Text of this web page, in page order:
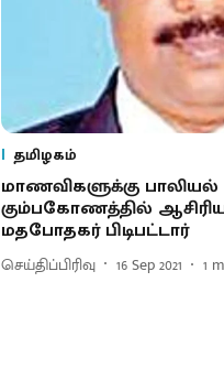
தமிழகம்
மாணவிகளுக்கு
கும்பகோணத்தில் ஆசிரியர்
மதபோதகர் பிடிபட்டார்
செய்திப்பிரிவு 16 Sep 2021 1